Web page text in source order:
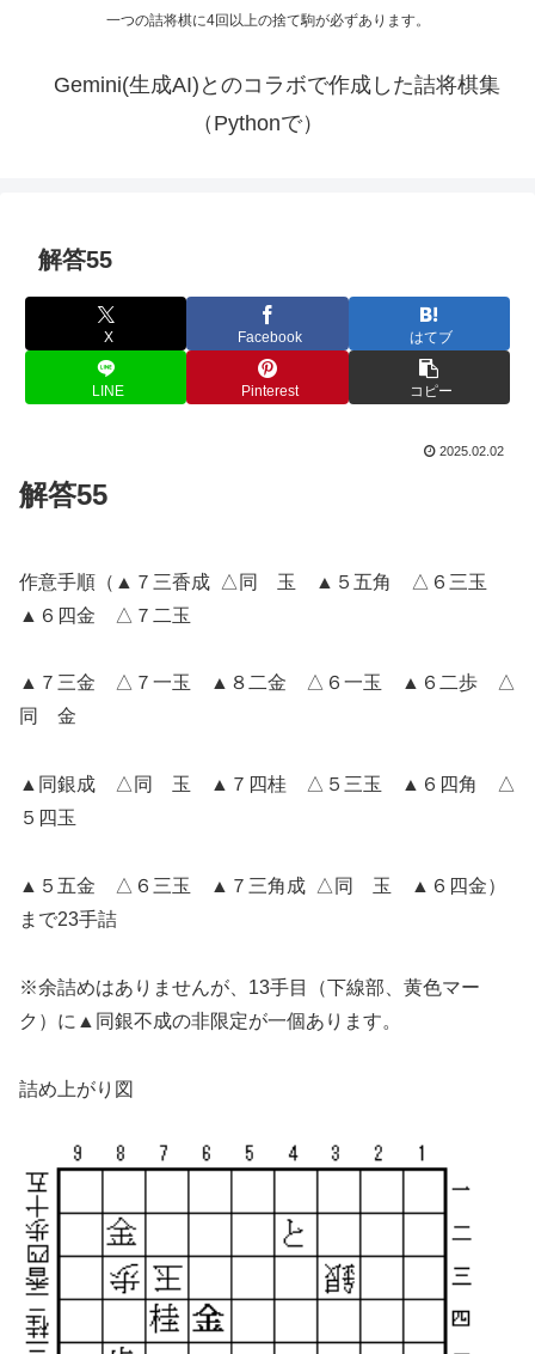
一つの詰将棋に4回以上の捨て駒が必ずあります。
Gemini(生成AI)とのコラボで作成した詰将棋集
（Pythonで）
解答55
X Facebook はてブ
LINE Pinterest コピー
2025.02.02
解答55
作意手順（▲７三香成 △同 玉 ▲５五角 △６三玉
▲６四金 △７二玉
▲７三金 △７一玉 ▲８二金 △６一玉 ▲６二歩 △
同 金
▲同銀成 △同 玉 ▲７四桂 △５三玉 ▲６四角 △
５四玉
▲５五金 △６三玉 ▲７三角成 △同 玉 ▲６四金）
まで23手詰
※余詰めはありませんが、13手目（下線部、黄色マー
ク）に▲同銀不成の非限定が一個あります。
詰め上がり図